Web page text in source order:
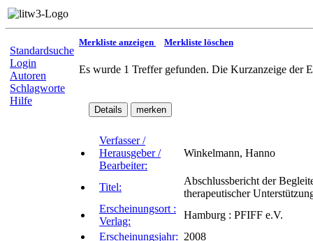
Standardsuche
Login
Autoren
Schlagworte
Hilfe
Merkliste anzeigen Merkliste löschen
Es wurde 1 Treffer gefunden. Die Kurzanzeige der
Verfasser /
Herausgeber /
Bearbeiter:
Winkelmann, Hanno
Titel:
Abschlussbericht der
therapeutischer
Erscheinungsort :
Verlag:
Hamburg : PFIFF e.V.
Erscheinungsjahr: 2008